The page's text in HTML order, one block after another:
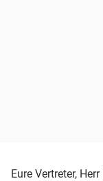
Eure Vertreter,